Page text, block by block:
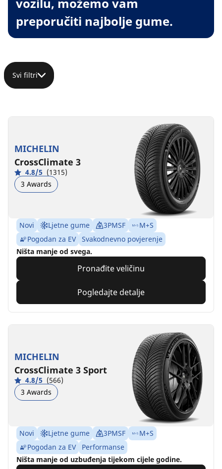
preporučiti najbolje gume.
Svi filtri
MICHELIN
CrossClimate 3
4.8/5 (1315)
3 Awards
Novi Ljetne gume 3PMSF
M+S
Pogodan za EV
Svakodnevno povjerenje
Ništa manje od svega.
Pronađite veličinu
Pogledajte detalje
MICHELIN
CrossClimate 3 Sport
4.8/5 (566)
3 Awards
Novi Ljetne gume 3PMSF
M+S
Pogodan za EV
Performanse
Ništa manje od uzbuđenja tijekom cijele godine.